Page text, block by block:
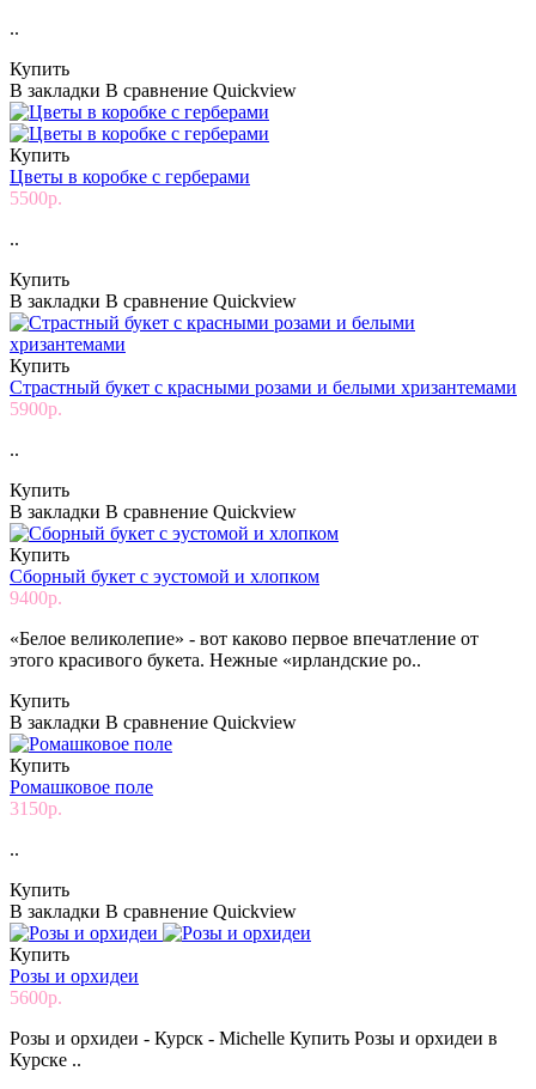
..
Купить
В закладки В сравнение Quickview
Купить
Цветы в коробке с герберами
5500р.
..
Купить
В закладки В сравнение Quickview
Купить
Страстный букет с красными розами и белыми хризантемами
5900р.
..
Купить
В закладки В сравнение Quickview
Купить
Сборный букет с эустомой и хлопком
9400р.
«Белое великолепие» - вот каково первое впечатление от
этого красивого букета. Нежные «ирландские ро..
Купить
В закладки В сравнение Quickview
Купить
Ромашковое поле
3150р.
..
Купить
В закладки В сравнение Quickview
Купить
Розы и орхидеи
5600р.
Розы и орхидеи - Курск - Michelle Купить Розы и орхидеи в
Курске ..